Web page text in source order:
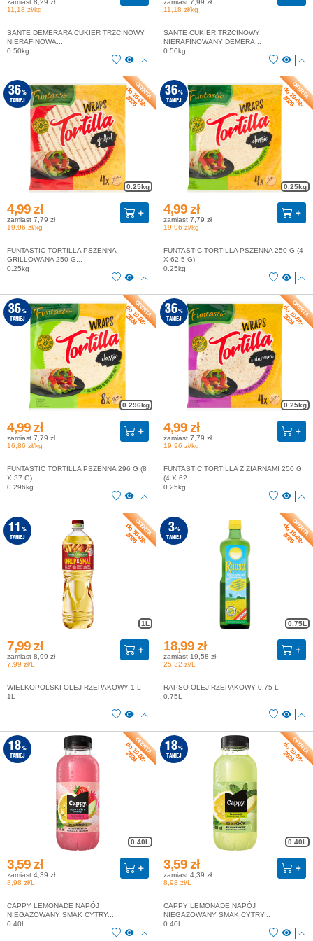
zamiast 8,29 zł
11,18 zł/kg
SANTE DEMERARA CUKIER TRZCINOWY
NIERAFINOWA...
0.50kg
zamiast 7,99 zł
11,18 zł/kg
SANTE CUKIER TRZCINOWY
NIERAFINOWANY DEMERA...
0.50kg
0.25kg
do 10-08-
2026
36%
TANIEJ
4,99 zł
zamiast 7,79 zł
19,96 zł/kg
FUNTASTIC TORTILLA PSZENNA
GRILLOWANA 250 G...
0.25kg
0.25kg
do 10-08-
2026
36%
TANIEJ
4,99 zł
zamiast 7,79 zł
19,96 zł/kg
FUNTASTIC TORTILLA PSZENNA 250 G (4
X 62,5 G)
0.25kg
0.296kg
do 10-08-
2026
36%
TANIEJ
4,99 zł
zamiast 7,79 zł
16,86 zł/kg
FUNTASTIC TORTILLA PSZENNA 296 G (8
X 37 G)
0.296kg
0.25kg
do 10-08-
2026
36%
TANIEJ
4,99 zł
zamiast 7,79 zł
19,96 zł/kg
FUNTASTIC TORTILLA Z ZIARNAMI 250 G
(4 X 62...
0.25kg
1L
do 30-08-
2026
11
%
TANIEJ
7,99 zł
zamiast 8,99 zł
7,99 zł/L
WIELKOPOLSKI OLEJ RZEPAKOWY 1 L
1L
0.75L
do 10-08-
2026
3%
TANIEJ
18,99 zł
zamiast 19,58 zł
25,32 zł/L
RAPSO OLEJ RZEPAKOWY 0,75 L
0.75L
0.40L
do 10-08-
2026
18%
TANIEJ
3,59 zł
zamiast 4,39 zł
8,98 zł/L
CAPPY LEMONADE NAPÓJ
NIEGAZOWANY SMAK CYTRY...
0.40L
0.40L
do 10-08-
2026
18%
TANIEJ
3,59 zł
zamiast 4,39 zł
8,98 zł/L
CAPPY LEMONADE NAPÓJ
NIEGAZOWANY SMAK CYTRY...
0.40L